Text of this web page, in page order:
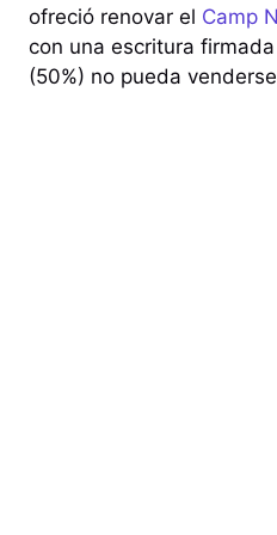
ofreció renovar el Camp
con una escritura
(50%) no pueda